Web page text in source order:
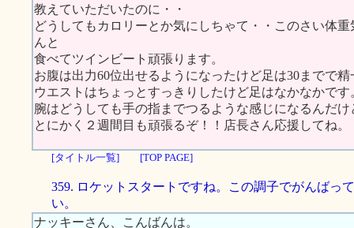
教えていただいたのに・・
どうしてもカロリーとか気にしちゃて・・このさい体
んと
食べてツインビート頑張ります。
お腹は出力60位出せるようになったけど足は30までで精
ウエストはちょっとすっきりしたけど足はなかなかです
腕はどうしても手の指までつるような感じになるんだけ
とにかく２週間目も頑張るぞ！！店長さん応援してね。
[タイトル一覧] [TOP PAGE]
359. ロケットスタートですね。この調子でがんばっ
い。
ナッキーさん、こんばんは。